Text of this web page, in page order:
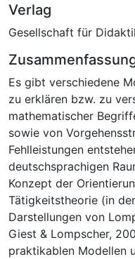
Verlag
Gesellschaft für
Es gibt verschiedene
zu erklären bzw. zu
mathematischer
sowie von
Fehlleistungen
deutschsprachigen
Konzept der
Tätigkeitstheorie (in
Darstellungen von
Giest & Lompscher,
praktikablen Modellen